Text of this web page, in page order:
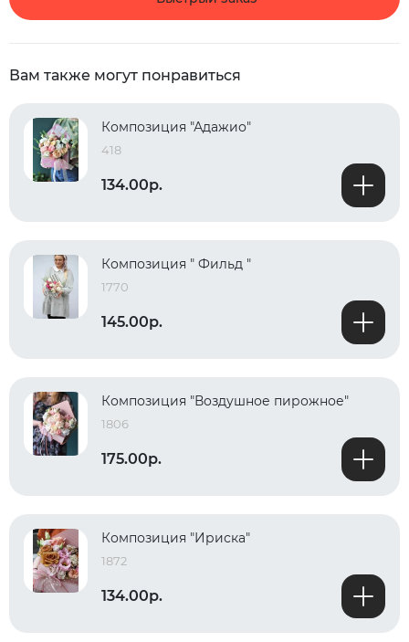
Вам также могут понравиться
Композиция "Адажио"
418
134.00р.
Композиция " Фильд "
1770
145.00р.
Композиция "Воздушное пирожное"
1806
175.00р.
Композиция "Ириска"
1872
134.00р.